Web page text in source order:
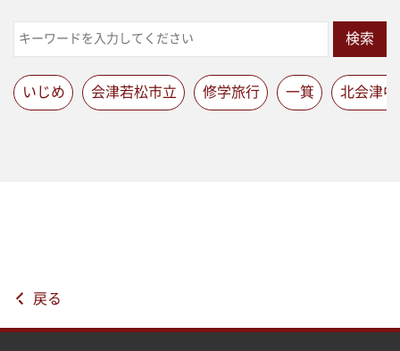
検索
いじめ 会津若松市立 修学旅行 一箕 北会津中
戻る